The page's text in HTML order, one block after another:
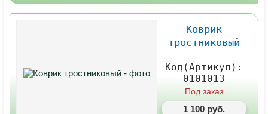
Коврик
тростниковый
Код(Артикул):
0101013
Под заказ
1 100 руб.